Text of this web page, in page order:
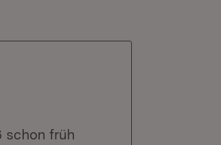
schon früh